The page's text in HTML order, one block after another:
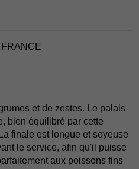
et de zestes. Le palais
bien équilibré par cette
finale est longue et soyeuse
le service, afin qu'il puisse
aux poissons fins